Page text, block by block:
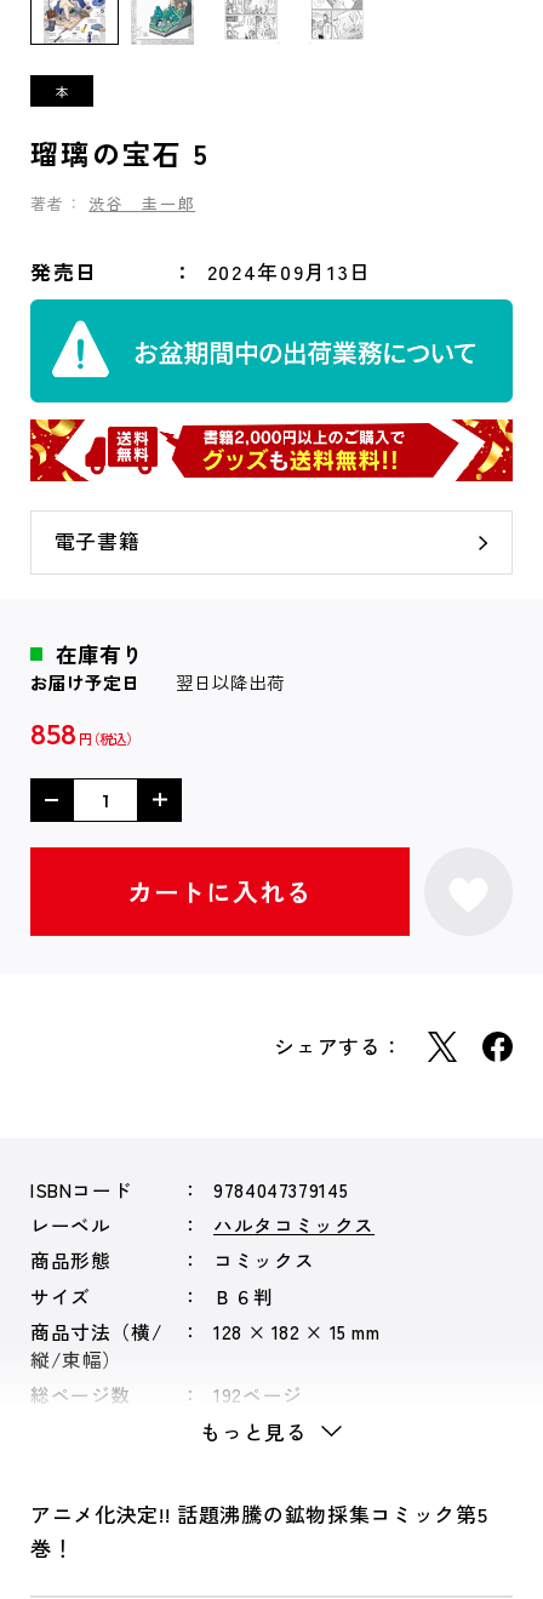
瑠璃の宝石 5
著者： 渋谷 圭一郎
発売日 2024年09月13日
電子書籍
在庫有り
お届け予定日 翌日以降出荷
858 円
シェアする：
ISBNコード
9784047379145
レーベル
ハルタコミックス
商品形態
コミックス
サイズ
Ｂ６判
商品寸法（横/
縦/束幅）
128 × 182 × 15 mm
総ページ数 192ページ
もっと見る
アニメ化決定!! 話題沸騰の鉱物採集コミック第5
巻！